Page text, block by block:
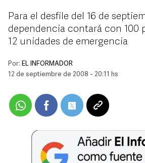
Para el desfile del 16 de
dependencia contará con 100
12 unidades de emergencia
Por: EL INFORMADOR
12 de septiembre de 2008 - 20:11 hs